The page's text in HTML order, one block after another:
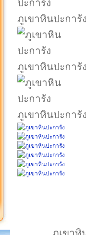
ภูเขาหินปะการั
ภูเขาหินปะการั
ภูเขาหินปะการั
ภูเขาหิ